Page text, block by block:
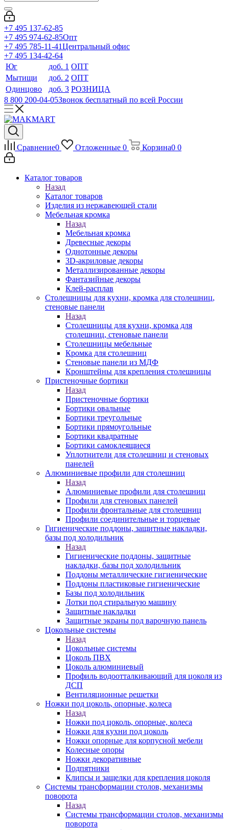
+7 495 137-62-85
+7 495 974-62-85Опт
+7 495 785-11-41Центральный офис
+7 495 134-42-64
Юг
доб. 1 ОПТ
Мытищи
доб. 2 ОПТ
Одинцово
доб. 3 РОЗНИЦА
8 800 200-04-05Звонок бесплатный по всей России
Сравнение0 Отложенные 0 Корзина0 0
Каталог товаров
Назад
Каталог товаров
Изделия из нержавеющей стали
Мебельная кромка
Назад
Мебельная кромка
Древесные декоры
Однотонные декоры
3D-акриловые декоры
Металлизированные декоры
Фантазийные декоры
Клей-расплав
Столешницы для кухни, кромка для столешниц,
стеновые панели
Назад
Столешницы для кухни, кромка для
столешниц, стеновые панели
Столешницы мебельные
Кромка для столешниц
Стеновые панели из МДФ
Кронштейны для крепления столешницы
Пристеночные бортики
Назад
Пристеночные бортики
Бортики овальные
Бортики треугольные
Бортики прямоугольные
Бортики квадратные
Бортики самоклеящиеся
Уплотнители для столешниц и стеновых
панелей
Алюминиевые профили для столешниц
Назад
Алюминиевые профили для столешниц
Профили для стеновых панелей
Профили фронтальные для столешниц
Профили соединительные и торцевые
Гигиенические поддоны, защитные накладки,
базы под холодильник
Назад
Гигиенические поддоны, защитные
накладки, базы под холодильник
Поддоны металлические гигиенические
Поддоны пластиковые гигиенические
Базы под холодильник
Лотки под стиральную машину
Защитные накладки
Защитные экраны под варочную панель
Цокольные системы
Назад
Цокольные системы
Цоколь ПВХ
Цоколь алюминиевый
Профиль водоотталкивающий для цоколя из
ДСП
Вентиляционные решетки
Ножки под цоколь, опорные, колеса
Назад
Ножки под цоколь, опорные, колеса
Ножки для кухни под цоколь
Ножки опорные для корпусной мебели
Колесные опоры
Ножки декоративные
Подпятники
Клипсы и защелки для крепления цоколя
Системы трансформации столов, механизмы
поворота
Назад
Системы трансформации столов, механизмы
поворота